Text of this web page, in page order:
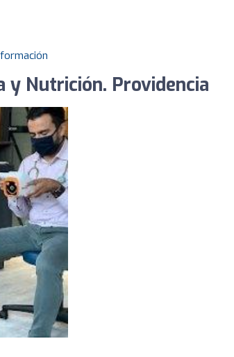
y Nutrición. Providencia